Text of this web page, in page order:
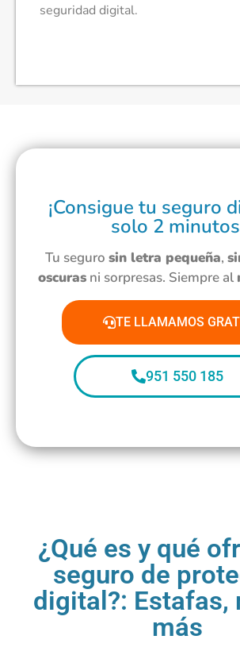
seguridad digital.
¡Consigue tu seguro
solo 2
Tu seguro sin letra pequeña,
oscuras ni sorpresas. Siempre al
TE LLAMAMOS
951 550 185
¿Qué es y qué
seguro de
digital?: Estafas,
más